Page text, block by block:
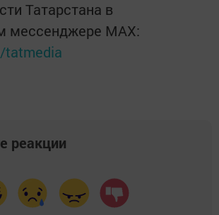
Татарстана в
мессенджере MАХ:
tatmedia
реакции